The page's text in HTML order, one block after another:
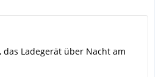
Ladegerät über Nacht am